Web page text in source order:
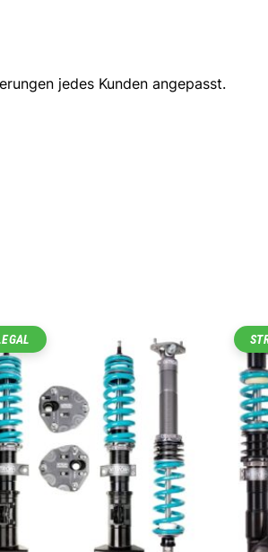
jedes Kunden angepasst.